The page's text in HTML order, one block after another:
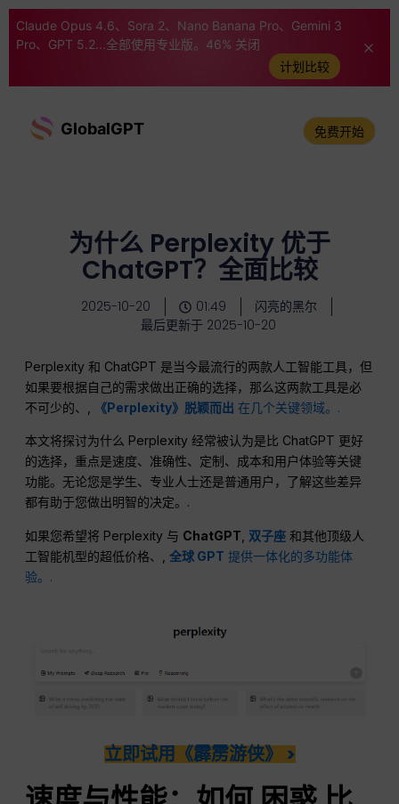
Claude Opus 4.6、Sora 2、Nano Banana Pro、Gemini 3
Pro、GPT 5.2...全部使用专业版。46% 关闭
计划比较
GlobalGPT 免费开始
为什么 Perplexity 优于
ChatGPT？全面比较
2025-10-20 01:49
闪亮的黑尔
最后更新于 2025-10-20
Perplexity 和 ChatGPT 是当今最流行的两款人工智能工具，但
如果要根据自己的需求做出正确的选择，那么这两款工具是必
不可少的、,
《Perplexity》脱颖而出 在几个关键领域。.
本文将探讨为什么 Perplexity 经常被认为是比 ChatGPT 更好
的选择，重点是速度、准确性、定制、成本和用户体验等关键
功能。无论您是学生、专业人士还是普通用户，了解这些差异
都有助于您做出明智的决定。.
如果您希望将 Perplexity 与 ChatGPT 双子座 和其他顶级人
工智能机型的超低价格、,全球 GPT 提供一体化的多功能体
验。.
立即试用《霹雳游侠》 >